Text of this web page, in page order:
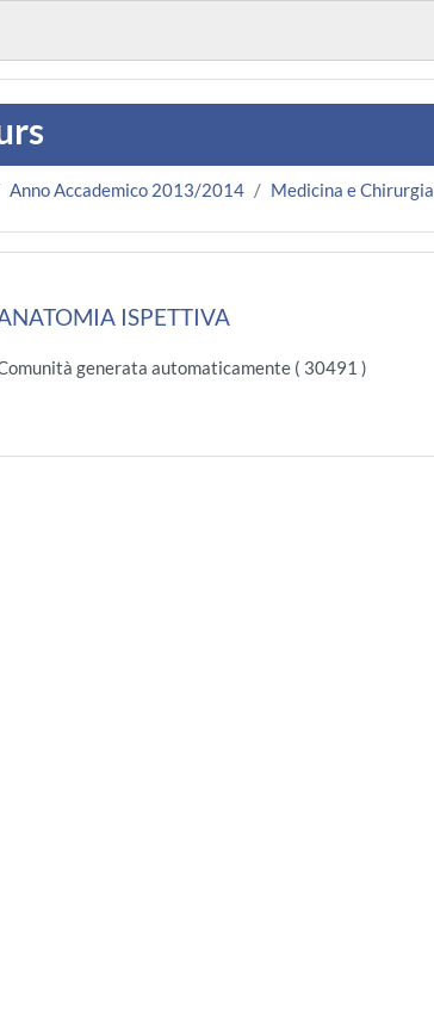
Anno Accademico 2013/2014 Medicina e Chirurgia
ISPETTIVA
generata automaticamente ( 30491 )